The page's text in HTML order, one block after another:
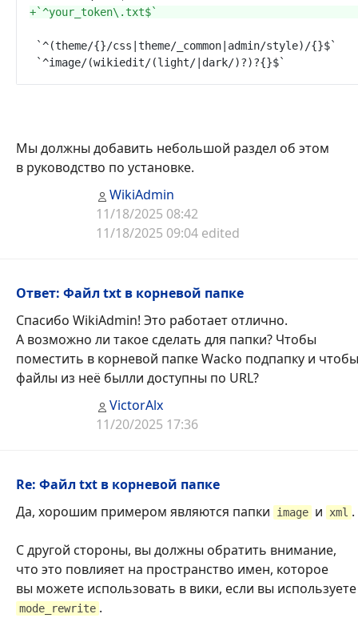
+
Мы должны добавить небольшой раздел об этом
в руководство по установке.
WikiAdmin
11/18/2025 08:42
11/18/2025 09:04 edited
Ответ: Файл txt в корневой папке
Спасибо WikiAdmin! Это работает отлично.
А возможно ли такое сделать для папки? Чтобы
поместить в корневой папке Wacko подпапку и чтобы
файлы из неё былли доступны по URL?
VictorAlx
11/20/2025 17:36
Re: Файл txt в корневой папке
Да, хорошим примером являются папки
image и xml .
С другой стороны, вы должны обратить внимание,
что это повлияет на пространство имен, которое
вы можете использовать в вики, если вы используете
mode_rewrite .